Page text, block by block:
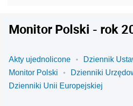
Monitor Polski - rok
Akty ujednolicone
Dziennik
Monitor Polski
Dzienniki
Dzienniki Unii Europejskiej